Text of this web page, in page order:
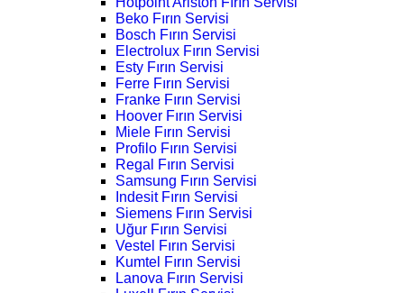
Beko Fırın Servisi
Bosch Fırın Servisi
Electrolux Fırın Servisi
Esty Fırın Servisi
Ferre Fırın Servisi
Franke Fırın Servisi
Hoover Fırın Servisi
Miele Fırın Servisi
Profilo Fırın Servisi
Regal Fırın Servisi
Samsung Fırın Servisi
Indesit Fırın Servisi
Siemens Fırın Servisi
Uğur Fırın Servisi
Vestel Fırın Servisi
Kumtel Fırın Servisi
Lanova Fırın Servisi